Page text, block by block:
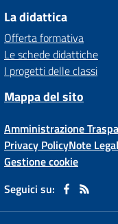
La didattica
Offerta formativa
Le schede didattiche
I progetti delle classi
Mappa del sito
Amministrazione
Privacy PolicyNote
Gestione cookie
Seguici su: